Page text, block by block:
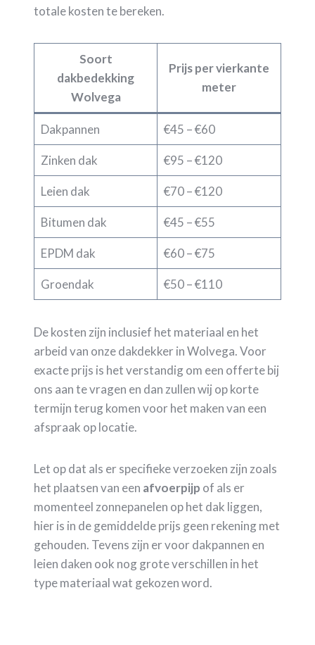
totale kosten te bereken.
Soort
dakbedekking
Wolvega
Prijs per vierkante
meter
Dakpannen €45 – €60
Zinken dak €95 – €120
Leien dak €70 – €120
Bitumen dak €45 – €55
EPDM dak €60 – €75
Groendak €50 – €110
De kosten zijn inclusief het materiaal en het
arbeid van onze dakdekker in Wolvega. Voor
exacte prijs is het verstandig om een offerte bij
ons aan te vragen en dan zullen wij op korte
termijn terug komen voor het maken van een
afspraak op locatie.
Let op dat als er specifieke verzoeken zijn zoals
het plaatsen van een afvoerpijp of als er
momenteel zonnepanelen op het dak liggen,
hier is in de gemiddelde prijs geen rekening met
gehouden. Tevens zijn er voor dakpannen en
leien daken ook nog grote verschillen in het
type materiaal wat gekozen word.